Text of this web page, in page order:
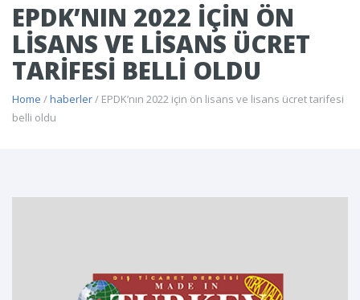
EPDK’NIN 2022 IÇIN ÖN
LISANS VE LISANS ÜCRET
TARIFESI BELLI OLDU
Home /haberler/ EPDK’nın 2022 için ön lisans ve lisans ücret tarifesi
belli oldu